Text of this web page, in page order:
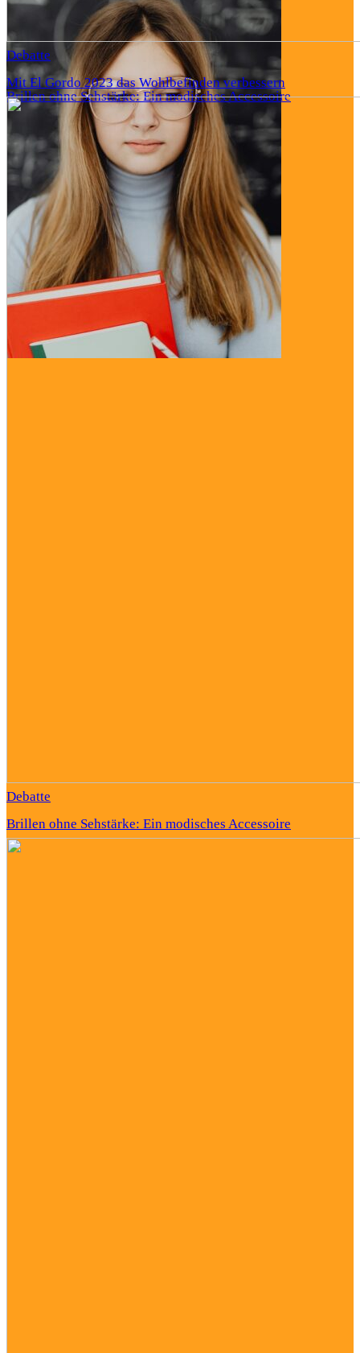
Brillen ohne Sehstärke: Ein modisches Accessoire
Debatte
Mit El Gordo 2023 das Wohlbefinden verbessern
Debatte
Brillen ohne Sehstärke: Ein modisches Accessoire